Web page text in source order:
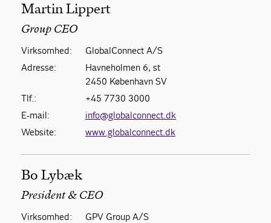
Martin Lippert
Group CEO
Virksomhed:
GlobalConnect A/S
Adresse:
Havneholmen 6, st
2450 København SV
Tlf.:
+45 7730 3000
E-mail:
info@globalconnect.dk
Website:
www.globalconnect.dk
Bo Lybæk
President & CEO
Virksomhed:
GPV Group A/S